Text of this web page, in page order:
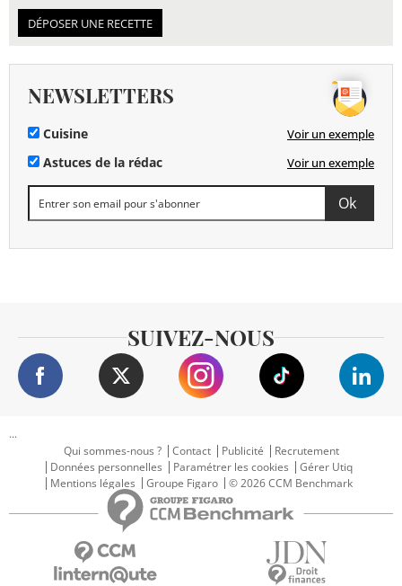
DÉPOSER UNE RECETTE
NEWSLETTERS
Cuisine Voir un exemple
Astuces de la rédac Voir un exemple
SUIVEZ-NOUS
...
Qui sommes-nous ?
Contact Publicité
Recrutement
Données personnelles
Paramétrer les cookies
Gérer Utiq
Mentions légales
Groupe Figaro © 2026 CCM Benchmark